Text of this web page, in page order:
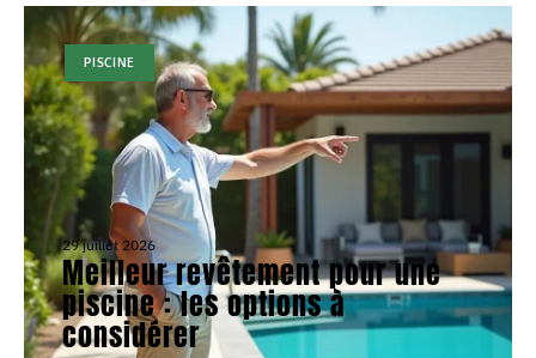
PISCINE
29 juillet 2026
Meilleur revêtement pour une
piscine : les options à
considérer